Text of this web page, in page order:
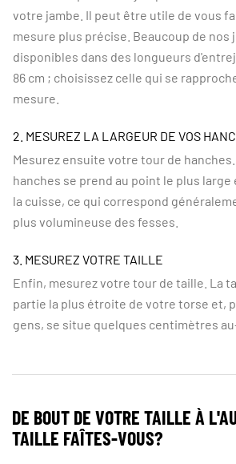
votre jambe. Il peut être utile de vous
mesure plus précise. Beaucoup de nos
disponibles dans des longueurs
86 cm ; choisissez celle qui se
mesure.
2. MESUREZ LA LARGEUR DE VOS
Mesurez ensuite votre tour de
hanches se prend au point le plus
la cuisse, ce qui correspond
plus volumineuse des fesses.
3. MESUREZ VOTRE TAILLE
Enfin, mesurez votre tour de taille. La
partie la plus étroite de votre torse et,
gens, se situe quelques centimètres
DE BOUT DE VOTRE TAILLE À
TAILLE FAÎTES-VOUS?